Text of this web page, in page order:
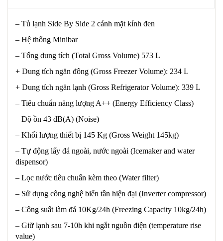
– Tủ lạnh Side By Side 2 cánh mặt kính đen
– Hệ thống Minibar
– Tổng dung tích (Total Gross Volume) 573 L
+ Dung tích ngăn đông (Gross Freezer Volume): 234 L
+ Dung tích ngăn lạnh (Gross Refrigerator Volume): 339 L
– Tiêu chuẩn năng lượng A++ (Energy Efficiency Class)
– Độ ồn 43 dB(A) (Noise)
– Khối lượng thiết bị 145 Kg (Gross Weight 145kg)
– Tự động lấy đá ngoài, nước ngoài (Icemaker and water
dispensor)
– Lọc nước tiêu chuẩn kèm theo (Water filter)
– Sử dụng công nghệ biến tần hiện đại (Inverter compressor)
– Công suất làm đá 10Kg/24h (Freezing Capacity 10kg/24h)
– Giữ lạnh sau 7-10h khi ngắt nguồn điện (temperature rise
value)